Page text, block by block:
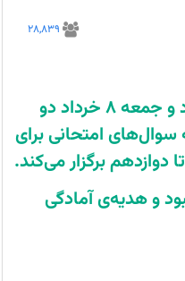
28,839
کانون در روزهای جمعه ۱خرداد و جمعه ۸ خرداد دو
سوال‌های امتحانی برای
دوازدهم برگزار می‌کند.
و هدیه‌ی آمادگی